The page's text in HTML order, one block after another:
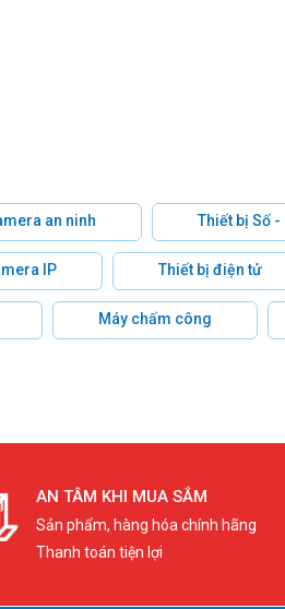
an ninh Thiết bị Số -
IP Thiết bị điện tử
Máy chấm công
AN TÂM KHI MUA SẮM
Sản phẩm, hàng hóa chính hãng
Thanh toán tiện lợi